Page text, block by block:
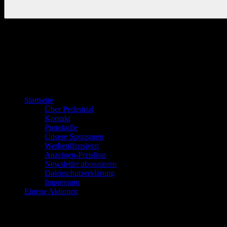
Startseite
Über Pedestrial
Kontakt
Protokolle
Unsere Sponsoren
Werbeoffensiven
Anzeigen-Preisliste
Newsletter abonnieren
Datenschutzerklärung
Impressum
Eigene Aktionen